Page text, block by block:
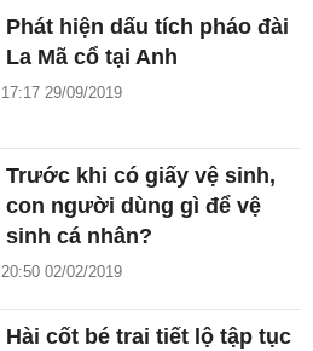
Phát hiện dấu tích pháo đài
La Mã cổ tại Anh
17:17 29/09/2019
Trước khi có giấy vệ sinh,
con người dùng gì để vệ
sinh cá nhân?
20:50 02/02/2019
Hài cốt bé trai tiết lộ tập tục